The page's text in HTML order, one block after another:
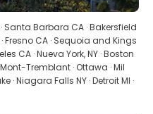
Santa Barbara CA · Bakersfield
Fresno CA · Sequoia and Kings
CA · Nueva York, NY · Boston
Mont-Tremblant · Ottawa · Mil
Niagara Falls NY · Detroit MI ·